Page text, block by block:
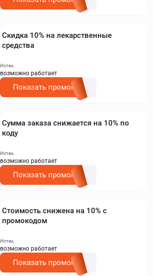
Скидка 10% на лекарственные
средства
Истек,
возможно работает
Показать промокод
Сумма заказа снижается на 10% по
коду
Истек,
возможно работает
Показать промокод
Стоимость снижена на 10% с
промокодом
Истек,
возможно работает
Показать промокод